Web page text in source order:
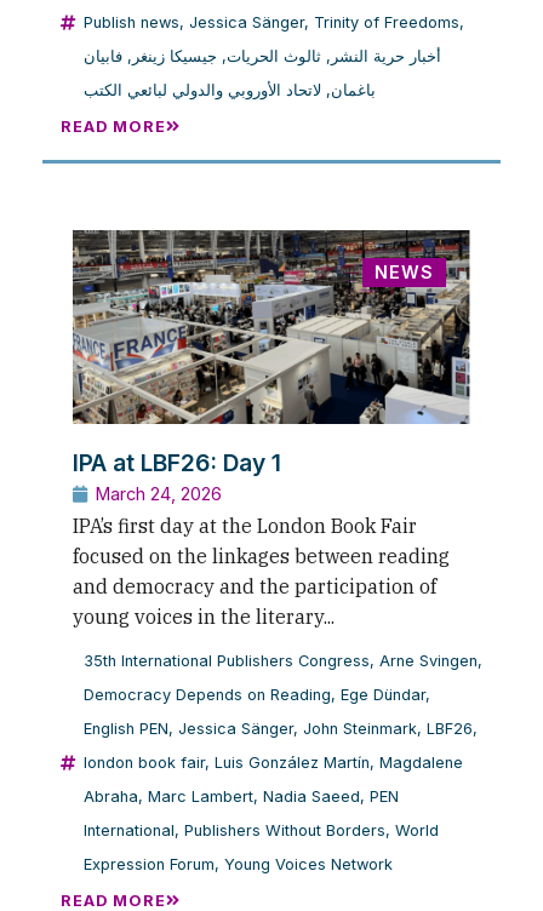
Publish news, Jessica Sänger, Trinity of Freedoms,
أخبار حرية النشر , ثالوث الحريات, جيسيكا زينغر , فابيان
باغمان, لاتحاد الأوروبي والدولي لبائعي الكتب
READ MORE
NEWS
IPA at LBF26: Day 1
March 24, 2026
IPA’s first day at the London Book Fair
focused on the linkages between reading
and democracy and the participation of
young voices in the literary...
35th International Publishers Congress, Arne Svingen,
Democracy Depends on Reading, Ege Dündar,
English PEN, Jessica Sänger, John Steinmark, LBF26,
london book fair, Luis González Martín, Magdalene
Abraha, Marc Lambert, Nadia Saeed, PEN
International, Publishers Without Borders, World
Expression Forum, Young Voices Network
READ MORE